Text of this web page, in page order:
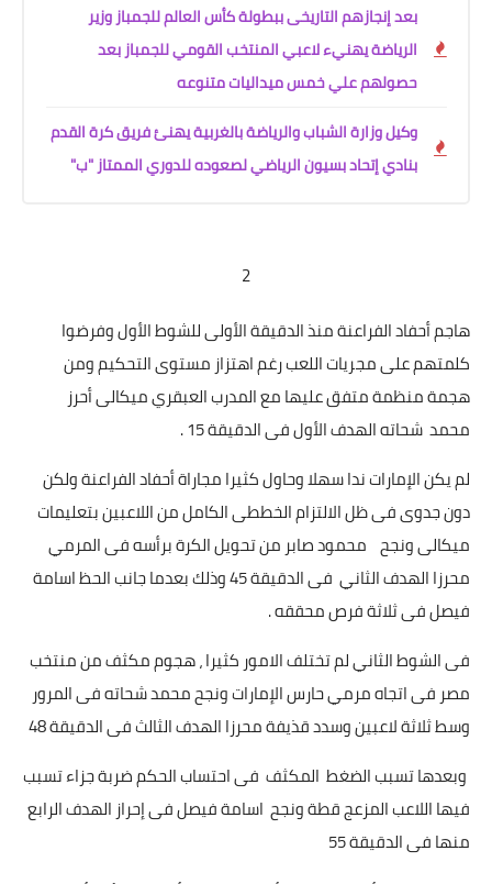
بعد إنجازهم التاريخى ببطولة كأس العالم للجمباز وزير
الرياضة يهنيء لاعبي المنتخب القومي للجمباز بعد
حصولهم علي خمس ميداليات متنوعه
وكيل وزارة الشباب والرياضة بالغربية يهنئ فريق كرة القدم
بنادي إتحاد بسيون الرياضي لصعوده للدوري الممتاز "ب"
2
هاجم أحفاد الفراعنة منذ الدقيقة الأولى للشوط الأول وفرضوا
كلمتهم على مجريات اللعب رغم اهتزاز مستوى التحكيم ومن
هجمة منظمة متفق عليها مع المدرب العبقري ميكالى أحرز
محمد شحاته الهدف الأول فى الدقيقة 15 .
لم يكن الإمارات ندا سهلا وحاول كثيرا مجاراة أحفاد الفراعنة ولكن
دون جدوى فى ظل الالتزام الخططى الكامل من اللاعبين بتعليمات
ميكالى ونجح محمود صابر من تحويل الكرة برأسه فى المرمي
محرزا الهدف الثاني فى الدقيقة 45 وذلك بعدما جانب الحظ اسامة
فيصل فى ثلاثة فرص محققه .
فى الشوط الثاني لم تختلف الامور كثيرا ، هجوم مكثف من منتخب
مصر فى اتجاه مرمي حارس الإمارات ونجح محمد شحاته فى المرور
وسط ثلاثة لاعبين وسدد قذيفة محرزا الهدف الثالث فى الدقيقة 48
وبعدها تسبب الضغط المكثف فى احتساب الحكم ضربة جزاء تسبب
فيها اللاعب المزعج قطة ونجح اسامة فيصل فى إحراز الهدف الرابع
منها فى الدقيقة 55